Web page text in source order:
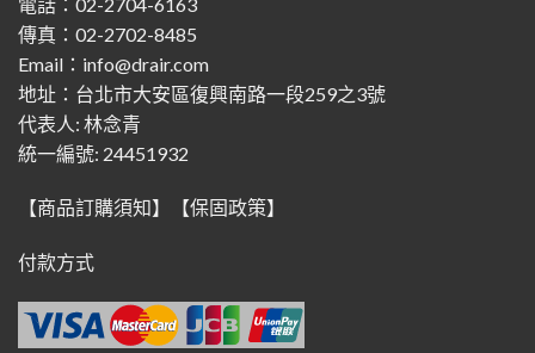
傳真：02-2702-8485
Email：info@drair.com
地址： 台北市大安區復興南路一段259之3號
代表人: 林念青
統一編號: 24451932
【商品訂購須知】 【保固政策】
付款方式